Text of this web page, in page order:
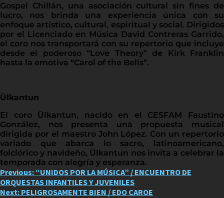
Gospel Chillán, una asociación cultural sin fines de
lucro, nos brinda una experiencia única con su
enfoque artístico, cultural, espiritual y social. Dirigidos
por el Licenciado en Música David Contreras Garrido,
el coro nos transportará con su repertorio que incluye
desde el poderoso “Love Theory” de Kirk Franklin
hasta la emotiva “Carol of the Bells”.
Ülkantun
El coro Ülkantun, nacido en el CESFAM Faustino
González, nos presenta una propuesta musical
dirigida por el maestro John López. Con un repertorio
variado que abarca lo sacro, latinoamericano,
folclórico y navideño, Ülkantun nos invita a celebrar la
temporada con alegría y esperanza.
Post
navigation
Previous: “UNIDOS POR LA MÚSICA” / ENCUENTRO DE
ORQUESTAS INFANTILES Y JUVENILES
Next: PELIGROSAMENTE BIEN / EDO CAROE